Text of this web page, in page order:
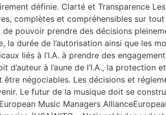
définie. Clarté et Transparence
complètes et compréhensibles sur
de pouvoir prendre des décisions
la durée de l’autorisation ainsi que les
liés à l’I.A. à prendre des
à l’aune de l’I.A., la protection
négociables. Les décisions et
Le futur de la musique doit se
Music Managers